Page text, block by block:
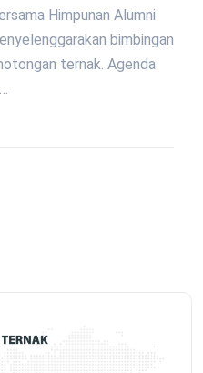
Himpunan Alumni
bimbingan
ternak. Agenda